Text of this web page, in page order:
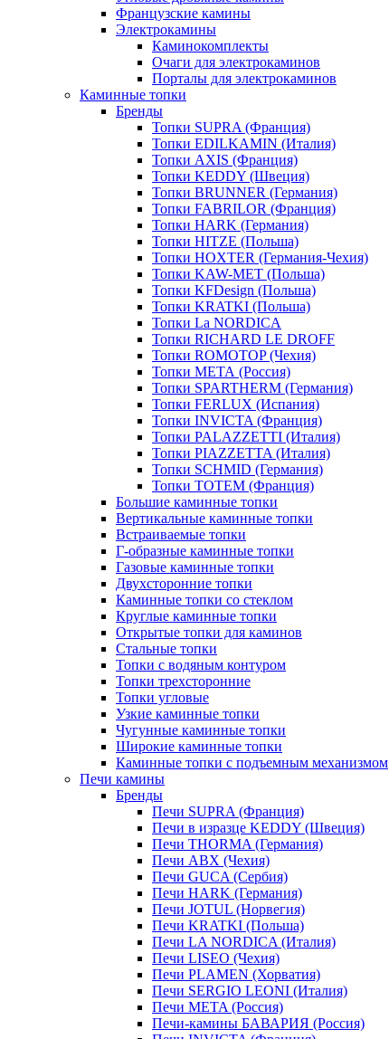
Французские камины
Электрокамины
Каминокомплекты
Очаги для электрокаминов
Порталы для электрокаминов
Каминные топки
Бренды
Топки SUPRA (Франция)
Топки EDILKAMIN (Италия)
Топки AXIS (Франция)
Топки KEDDY (Швеция)
Топки BRUNNER (Германия)
Топки FABRILOR (Франция)
Топки HARK (Германия)
Топки HITZE (Польша)
Топки HOXTER (Германия-Чехия)
Топки KAW-MET (Польша)
Топки KFDesign (Польша)
Топки KRATKI (Польша)
Топки La NORDICA
Топки RICHARD LE DROFF
Топки ROMOTOP (Чехия)
Топки МЕТА (Россия)
Топки SPARTHERM (Германия)
Топки FERLUX (Испания)
Топки INVICTA (Франция)
Топки PALAZZETTI (Италия)
Топки PIAZZETTA (Италия)
Топки SCHMID (Германия)
Топки TOTEM (Франция)
Большие каминные топки
Вертикальные каминные топки
Встраиваемые топки
Г-образные каминные топки
Газовые каминные топки
Двухсторонние топки
Каминные топки со стеклом
Круглые каминные топки
Открытые топки для каминов
Стальные топки
Топки с водяным контуром
Топки трехсторонние
Топки угловые
Узкие каминные топки
Чугунные каминные топки
Широкие каминные топки
Каминные топки с подъемным механизмом
Печи камины
Бренды
Печи SUPRA (Франция)
Печи в изразце KEDDY (Швеция)
Печи THORMA (Германия)
Печи ABX (Чехия)
Печи GUCA (Сербия)
Печи HARK (Германия)
Печи JOTUL (Норвегия)
Печи KRATKI (Польша)
Печи LA NORDICA (Италия)
Печи LISEO (Чехия)
Печи PLAMEN (Хорватия)
Печи SERGIO LEONI (Италия)
Печи META (Россия)
Печи-камины БАВАРИЯ (Россия)